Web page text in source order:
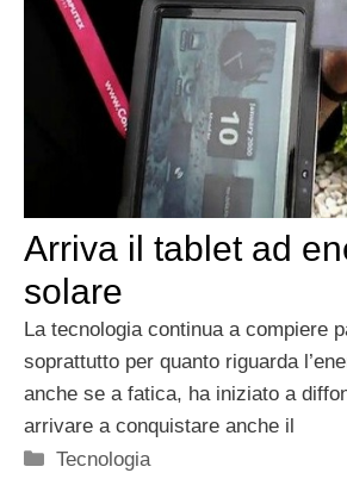
Arriva il tablet ad
solare
La tecnologia continua a compiere
soprattutto per quanto riguarda
anche se a fatica, ha iniziato a
arrivare a conquistare anche il
Categorie
Tecnologia